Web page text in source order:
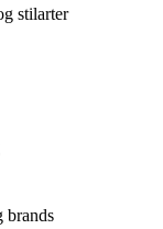
stilarter
brands